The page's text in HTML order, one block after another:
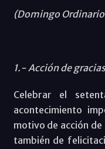
(Domingo
1.- Acción de gracias
Celebrar el
acontecimiento
motivo de acción
también de